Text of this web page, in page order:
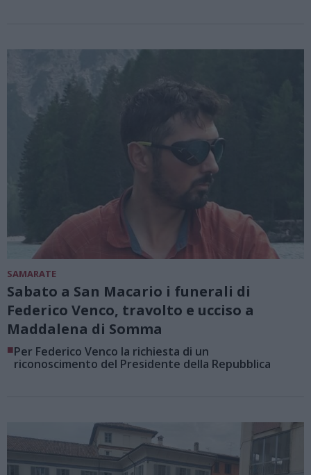
SAMARATE
Sabato a San Macario i funerali di
Federico Venco, travolto e ucciso a
Maddalena di Somma
■Per Federico Venco la richiesta di un
riconoscimento del Presidente della Repubblica